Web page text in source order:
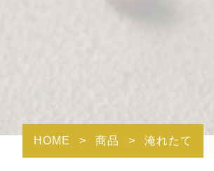
HOME > 商品 > 淹れたて